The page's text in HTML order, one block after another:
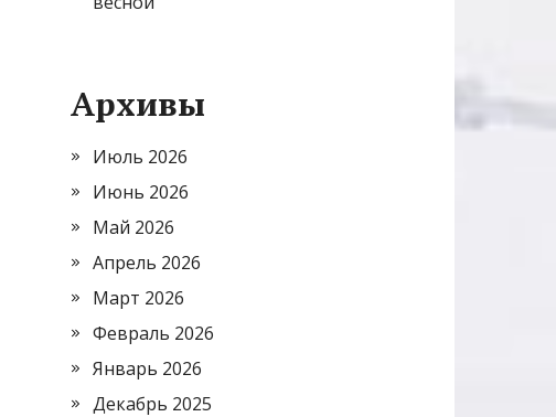
Архивы
Июль 2026
Июнь 2026
Май 2026
Апрель 2026
Март 2026
Февраль 2026
Январь 2026
Декабрь 2025